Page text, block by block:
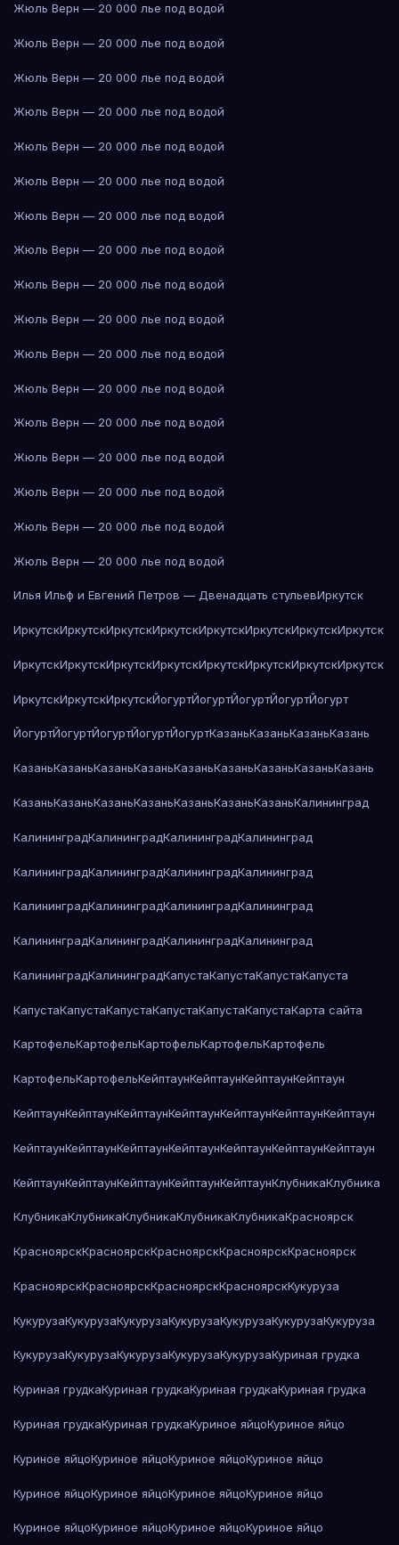
Жюль Верн — 20 000 лье под водой
Жюль Верн — 20 000 лье под водой
Жюль Верн — 20 000 лье под водой
Жюль Верн — 20 000 лье под водой
Жюль Верн — 20 000 лье под водой
Жюль Верн — 20 000 лье под водой
Жюль Верн — 20 000 лье под водой
Жюль Верн — 20 000 лье под водой
Жюль Верн — 20 000 лье под водой
Жюль Верн — 20 000 лье под водой
Жюль Верн — 20 000 лье под водой
Жюль Верн — 20 000 лье под водой
Жюль Верн — 20 000 лье под водой
Жюль Верн — 20 000 лье под водой
Жюль Верн — 20 000 лье под водой
Жюль Верн — 20 000 лье под водой
Жюль Верн — 20 000 лье под водой
Илья Ильф и Евгений Петров — Двенадцать стульевИркутск
ИркутскИркутскИркутскИркутскИркутскИркутскИркутскИркутск
ИркутскИркутскИркутскИркутскИркутскИркутскИркутскИркутск
ИркутскИркутскИркутскЙогуртЙогуртЙогуртЙогуртЙогурт
ЙогуртЙогуртЙогуртЙогуртЙогуртКазаньКазаньКазаньКазань
КазаньКазаньКазаньКазаньКазаньКазаньКазаньКазаньКазань
КазаньКазаньКазаньКазаньКазаньКазаньКазаньКалининград
КалининградКалининградКалининградКалининград
КалининградКалининградКалининградКалининград
КалининградКалининградКалининградКалининград
КалининградКалининградКалининградКалининград
КалининградКалининградКапустаКапустаКапустаКапуста
КапустаКапустаКапустаКапустаКапустаКапустаКарта сайта
КартофельКартофельКартофельКартофельКартофель
КартофельКартофельКейптаунКейптаунКейптаунКейптаун
КейптаунКейптаунКейптаунКейптаунКейптаунКейптаунКейптаун
КейптаунКейптаунКейптаунКейптаунКейптаунКейптаунКейптаун
КейптаунКейптаунКейптаунКейптаунКейптаунКлубникаКлубника
КлубникаКлубникаКлубникаКлубникаКлубникаКрасноярск
КрасноярскКрасноярскКрасноярскКрасноярскКрасноярск
КрасноярскКрасноярскКрасноярскКрасноярскКукуруза
КукурузаКукурузаКукурузаКукурузаКукурузаКукурузаКукуруза
КукурузаКукурузаКукурузаКукурузаКукурузаКуриная грудка
Куриная грудкаКуриная грудкаКуриная грудкаКуриная грудка
Куриная грудкаКуриная грудкаКуриное яйцоКуриное яйцо
Куриное яйцоКуриное яйцоКуриное яйцоКуриное яйцо
Куриное яйцоКуриное яйцоКуриное яйцоКуриное яйцо
Куриное яйцоКуриное яйцоКуриное яйцоКуриное яйцо